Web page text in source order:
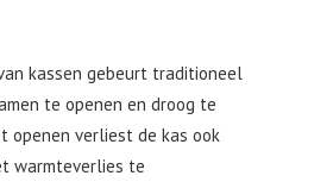
kassen gebeurt traditioneel
te openen en droog te
openen verliest de kas ook
warmteverlies te